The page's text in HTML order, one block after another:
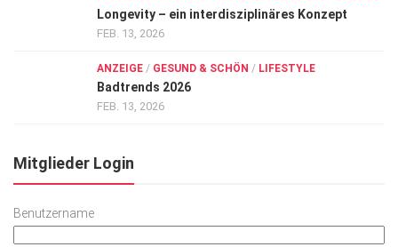
Longevity – ein interdisziplinäres Konzept
FEB. 13, 2026
ANZEIGE / GESUND & SCHÖN / LIFESTYLE
Badtrends 2026
FEB. 13, 2026
Mitglieder Login
Benutzername